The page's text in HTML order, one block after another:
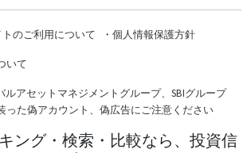
トのご利用について ・ 個人情報保護方針
いて
ルアセットマネジメントグループ、SBIグループ
った偽アカウント、偽広告にご注意ください
ング・検索・比較なら、投資信